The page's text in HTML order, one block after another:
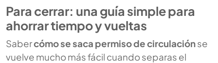
Para cerrar: una guía simple para
ahorrar tiempo y vueltas
Sabercómo se saca permiso de circulaciónse
vuelve mucho más fácil cuando separas el